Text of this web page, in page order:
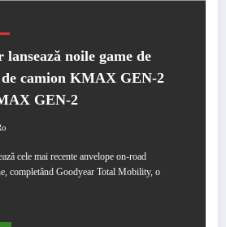
lansează noile game de
de camion KMAX GEN-2
GEN-2
cele mai recente anvelope on-road
completând Goodyear Total Mobility, o